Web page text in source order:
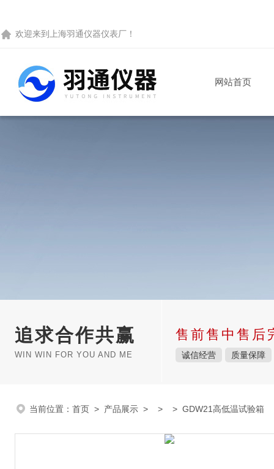
欢迎来到 上海羽通仪器仪表厂 ！
网站首页
追求合作共赢
WIN WIN FOR YOU AND ME
售前售中售后
诚信经营 质量保障
当前位置： 首页 > 产品展示 > > > GDW21高低温试验箱